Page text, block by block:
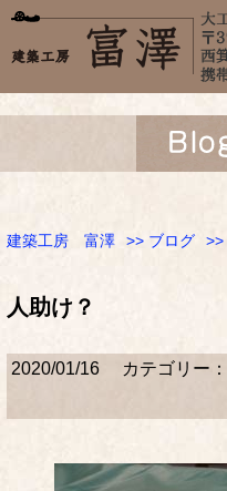
建築工房 富澤 >> ブログ >>
人助け？
2020/01/16 カテゴリー：